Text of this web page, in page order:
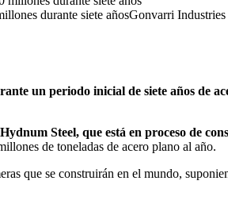
durante siete añosGonvarri Industries
un periodo inicial de siete años de
Steel, que está en proceso de
de toneladas de acero plano al año.
que se construirán en el mundo,